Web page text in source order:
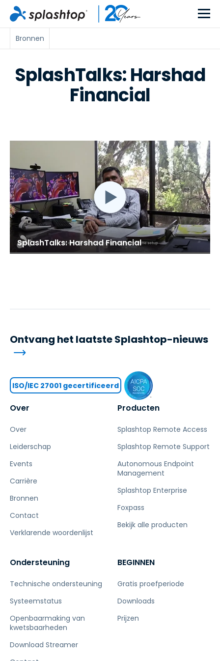
Bronnen
SplashTalks: Harshad
Financial
SplashTalks: Harshad Financial
Over
Over
Leiderschap
Events
Carrière
Bronnen
Contact
Verklarende woordenlijst
Producten
Splashtop Remote Access
Splashtop Remote Support
Autonomous Endpoint
Management
Splashtop Enterprise
Foxpass
Bekijk alle producten
Ondersteuning
Technische ondersteuning
Systeemstatus
Openbaarmaking van
kwetsbaarheden
Download Streamer
BEGINNEN
Gratis proefperiode
Downloads
Prijzen
Ontvang het laatste Splashtop-nieuws
ISO/IEC 27001 gecertificeerd